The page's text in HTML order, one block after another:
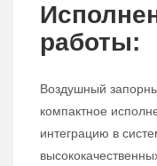
работы:
Воздушный
компактное
интеграцию в